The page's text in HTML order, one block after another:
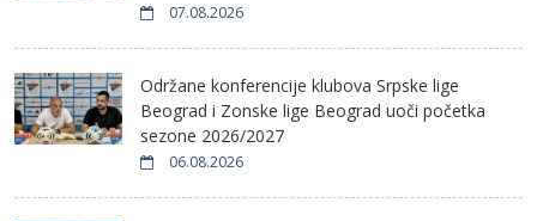
07.08.2026
Održane konferencije klubova Srpske lige
Beograd i Zonske lige Beograd uoči početka
sezone 2026/2027
06.08.2026